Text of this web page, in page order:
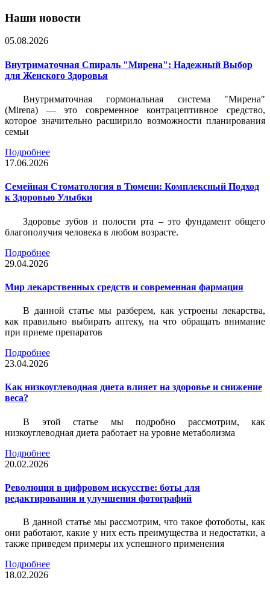
Наши новости
05.08.2026
Внутриматочная Спираль "Мирена": Надежный Выбор
для Женского Здоровья
Внутриматочная гормональная система "Мирена"
(Mirena) — это современное контрацептивное средство,
которое значительно расширило возможности планирования
семьи
Подробнее
17.06.2026
Семейная Стоматология в Тюмени: Комплексный Подход
к Здоровью Улыбки
Здоровье зубов и полости рта – это фундамент общего
благополучия человека в любом возрасте.
Подробнее
29.04.2026
Мир лекарственных средств и современная фармация
В данной статье мы разберем, как устроены лекарства,
как правильно выбирать аптеку, на что обращать внимание
при приеме препаратов
Подробнее
23.04.2026
Как низкоуглеводная диета влияет на здоровье и снижение
веса?
В этой статье мы подробно рассмотрим, как
низкоуглеводная диета работает на уровне метаболизма
Подробнее
20.02.2026
Революция в цифровом искусстве: боты для
редактирования и улучшения фотографий
В данной статье мы рассмотрим, что такое фотоботы, как
они работают, какие у них есть преимущества и недостатки, а
также приведем примеры их успешного применения
Подробнее
18.02.2026